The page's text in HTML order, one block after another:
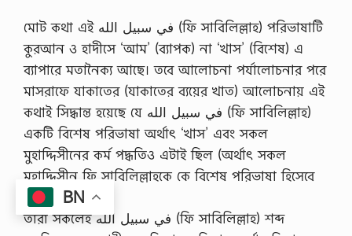
মোট কথা এই في سبيل الله (ফি সাবিলিল্লাহ) পরিভাষাটি
কুরআন ও হাদীসে ‘আম’ (ব্যাপক) না ‘খাস’ (বিশেষ) এ
ব্যাপারে মতানৈক্য আছে। তবে আলোচনা পর্যালোচনার পরে
মাসরাফে যাকাতের (যাকাতের ব্যয়ের খাত) আলোচনায় এই
কথাই সিদ্ধান্ত হয়েছে যে في سبيل الله (ফি সাবিলিল্লাহ)
একটি বিশেষ পরিভাষা অর্থাৎ ‘খাস’ এবং সকল
মুহাদ্দিসীনের কর্ম পদ্ধতিও এটাই ছিল (অর্থাৎ সকল
মুহাদ্দিসীন ফি সাবিলিল্লাহকে কে বিশেষ পরিভাষা হিসেবে
ব্যবহার করেছেন)।
তারা সকলেই في سبيل الله (ফি সাবিলিল্লাহ) শব্দ
BN